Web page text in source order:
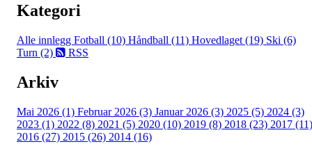
Kategori
Alle innlegg Fotball (10) Håndball (11) Hovedlaget (19) Ski (6)
Turn (2)
RSS
Arkiv
Mai 2026 (1) Februar 2026 (3) Januar 2026 (3) 2025 (5) 2024 (3)
2023 (1) 2022 (8) 2021 (5) 2020 (10) 2019 (8) 2018 (23) 2017 (11)
2016 (27) 2015 (26) 2014 (16)